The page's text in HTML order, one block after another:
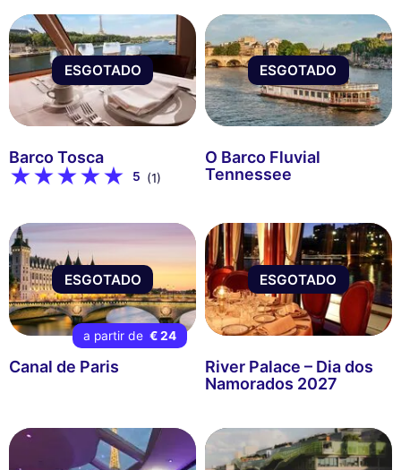
ESGOTADO
Barco Tosca
5 (1)
ESGOTADO
O Barco Fluvial
Tennessee
ESGOTADO
a partir de € 24
Canal de Paris
ESGOTADO
River Palace – Dia dos
Namorados 2027